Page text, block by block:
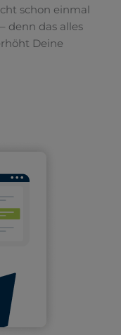
schon einmal
denn das alles
Deine